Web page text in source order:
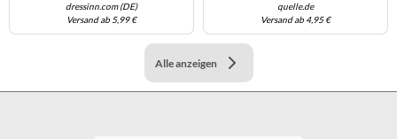
dressinn.com (DE)
Versand ab 5,99 €
quelle.de
Versand ab 4,95 €
Alle anzeigen